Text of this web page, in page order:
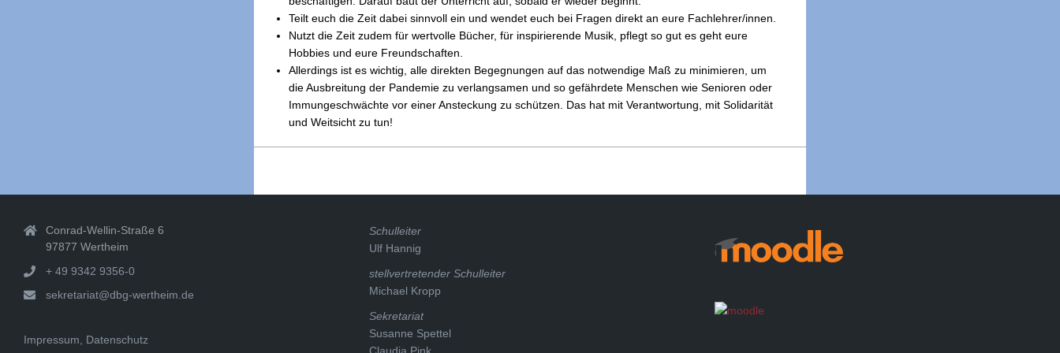
Teilt euch die Zeit dabei sinnvoll ein und wendet euch bei Fragen direkt an eure Fachlehrer/innen.
Nutzt die Zeit zudem für wertvolle Bücher, für inspirierende Musik, pflegt so gut es geht eure
Hobbies und eure Freundschaften.
Allerdings ist es wichtig, alle direkten Begegnungen auf das notwendige Maß zu minimieren, um
die Ausbreitung der Pandemie zu verlangsamen und so gefährdete Menschen wie Senioren oder
Immungeschwächte vor einer Ansteckung zu schützen. Das hat mit Verantwortung, mit Solidarität
und Weitsicht zu tun!
Conrad-Wellin-Straße 6
97877 Wertheim
+ 49 9342 9356-0
sekretariat@dbg-wertheim.de
Impressum, Datenschutz
Schulleiter
Ulf Hannig
stellvertretender Schulleiter
Michael Kropp
Sekretariat
Susanne Spettel